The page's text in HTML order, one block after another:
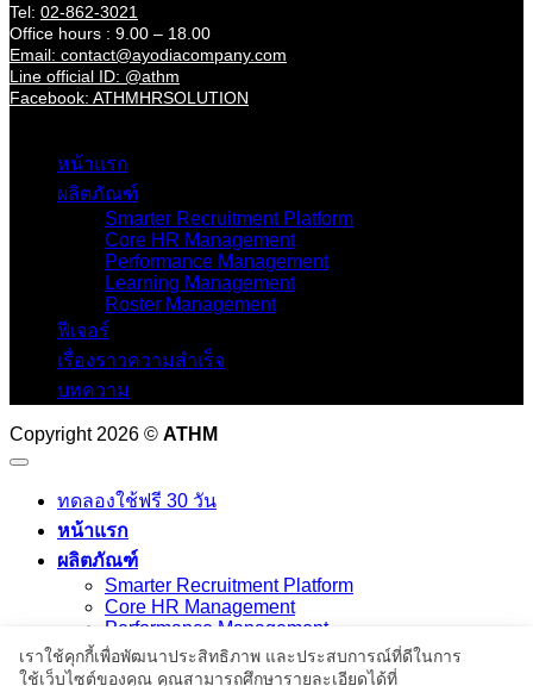
Tel: 02-862-3021
Office hours : 9.00 – 18.00
Email: contact@ayodiacompany.com
Line official ID: @athm
Facebook: ATHMHRSOLUTION
หน้าแรก
ผลิตภัณฑ์
Smarter Recruitment Platform
Core HR Management
Performance Management
Learning Management
Roster Management
ฟีเจอร์
เรื่องราวความสำเร็จ
บทความ
Copyright 2026 © ATHM
ทดลองใช้ฟรี 30 วัน
หน้าแรก
ผลิตภัณฑ์
Smarter Recruitment Platform
Core HR Management
Performance Management
Learning Management
Roster Management
เราใช้คุกกี้เพื่อพัฒนาประสิทธิภาพ และประสบการณ์ที่ดีในการ
ใช้เว็บไซต์ของคุณ คุณสามารถศึกษารายละเอียดได้ที่